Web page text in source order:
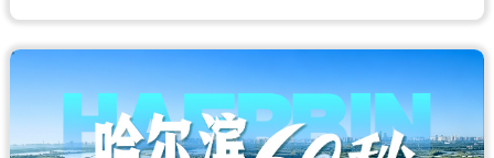
亚太网 上市公司 文化产业
地方频道